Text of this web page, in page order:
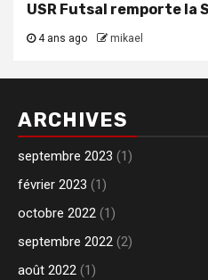
USR Futsal remporte la
4 ans ago mikael
ARCHIVES
septembre 2023 (1)
février 2023 (1)
octobre 2022 (1)
septembre 2022 (2)
août 2022 (1)